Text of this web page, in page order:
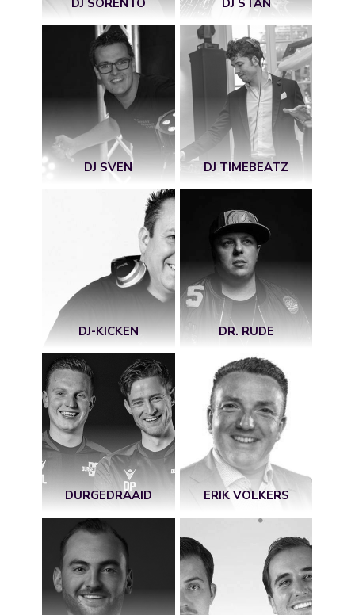
DJ SORENTO DJ STAN
DJ SVEN DJ TIMEBEATZ
DJ-KICKEN DR. RUDE
DURGEDRAAID ERIK VOLKERS